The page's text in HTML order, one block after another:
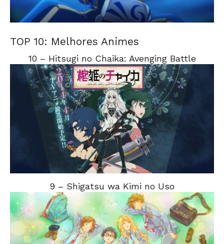
TOP 10: Melhores Animes
10 – Hitsugi no Chaika: Avenging Battle
9 – Shigatsu wa Kimi no Uso